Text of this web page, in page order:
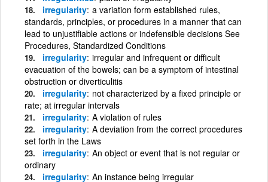
irregularity a variation form established rules,
standards, principles, or procedures in a manner that can
lead to unjustifiable actions or indefensible decisions See
Procedures, Standardized Conditions
irregularity irregular and infrequent or difficult
evacuation of the bowels; can be a symptom of intestinal
obstruction or diverticulitis
irregularity not characterized by a fixed principle or
rate; at irregular intervals
irregularity A violation of rules
irregularity A deviation from the correct procedures
set forth in the Laws
irregularity An object or event that is not regular or
ordinary
irregularity An instance being irregular